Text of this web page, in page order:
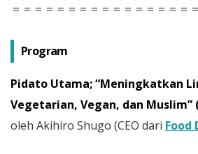
＝＝＝＝＝＝＝＝＝＝＝＝＝＝＝＝
Program
Pidato Utama; “Meningkatkan
Vegetarian, Vegan, dan Muslim”
oleh Akihiro Shugo (CEO dari Food